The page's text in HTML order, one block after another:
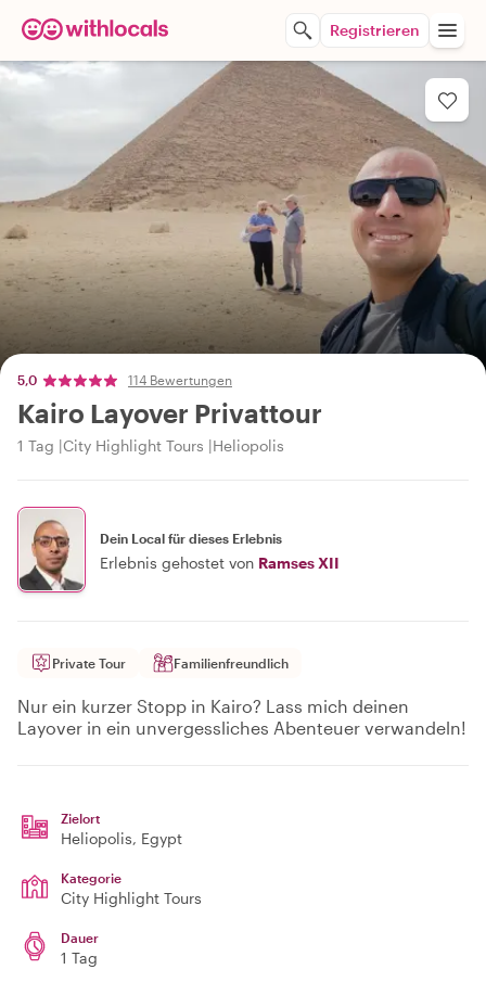
Registrieren
5,0 114 Bewertungen
Kairo Layover Privattour
1 Tag City Highlight Tours Heliopolis
Dein Local für dieses Erlebnis
Erlebnis gehostet von Ramses XII
Private Tour Familienfreundlich
Nur ein kurzer Stopp in Kairo? Lass mich deinen
Layover in ein unvergessliches Abenteuer verwandeln!
Zielort
Heliopolis, Egypt
Kategorie
City Highlight Tours
Dauer
1 Tag